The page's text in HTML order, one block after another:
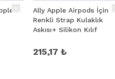
Ally Apple Airpods İçin
Renkli Strap Kulaklık
Askısı+ Silikon Kılıf
215,17 ₺